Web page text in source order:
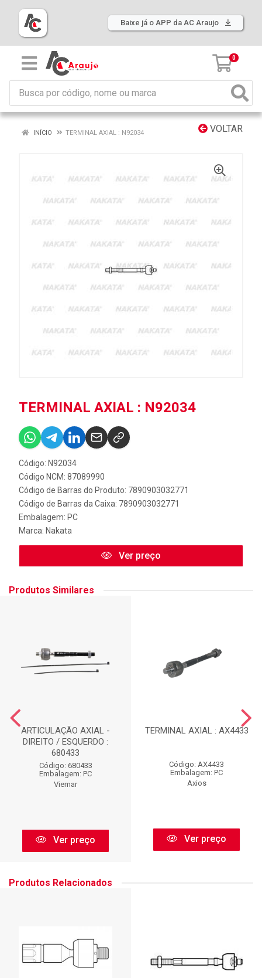
Baixe já o APP da AC Araujo
0
VOLTAR
INÍCIO TERMINAL AXIAL : N92034
TERMINAL AXIAL : N92034
Código: N92034
Código NCM: 87089990
Código de Barras do Produto: 7890903032771
Código de Barras da Caixa: 7890903032771
Embalagem: PC
Marca: Nakata
Ver preço
Produtos Similares
ARTICULAÇÃO AXIAL -
DIREITO / ESQUERDO :
680433
Código: 680433
Embalagem: PC
Viemar
Ver preço
TERMINAL AXIAL : AX4433
Código: AX4433
Embalagem: PC
Axios
Ver preço
Produtos Relacionados